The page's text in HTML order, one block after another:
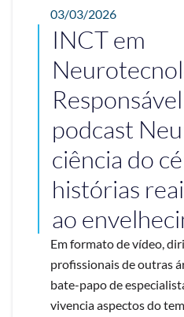
03/03/2026
INCT em
podcast
ciência do
histórias
ao
Em formato de vídeo,
profissionais de outras
bate-papo de
vivencia aspectos do